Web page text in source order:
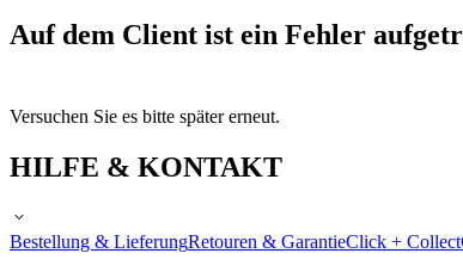
Auf dem Client ist ein Fehler
Versuchen Sie es bitte später erneut.
HILFE & KONTAKT
Bestellung & LieferungRetouren & GarantieClick + Collect